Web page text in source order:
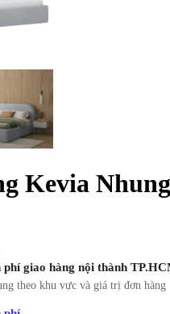
Kevia
phí giao hàng nội thành
theo khu vực và giá trị đơn hàng